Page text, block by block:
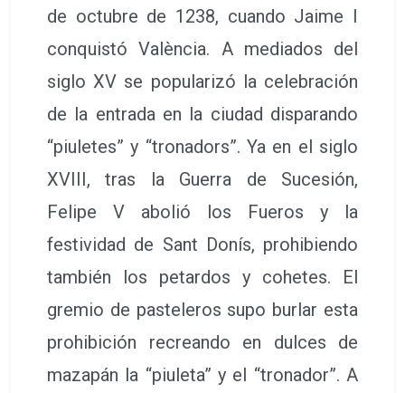
de octubre de 1238, cuando Jaime I
conquistó València. A mediados del
siglo XV se popularizó la celebración
de la entrada en la ciudad disparando
“piuletes” y “tronadors”. Ya en el siglo
XVIII, tras la Guerra de Sucesión,
Felipe V abolió los Fueros y la
festividad de Sant Donís, prohibiendo
también los petardos y cohetes. El
gremio de pasteleros supo burlar esta
prohibición recreando en dulces de
mazapán la “piuleta” y el “tronador”. A